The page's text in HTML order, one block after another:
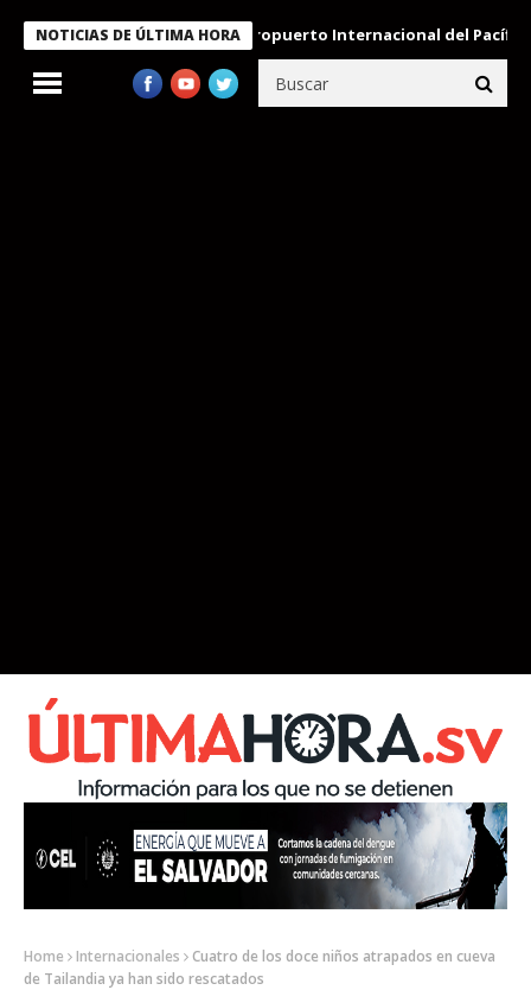
NOTICIAS DE ÚLTIMA HORAAeropuerto Internacional del Pacífico
Home Internacionales
Cuatro de los doce niños atrapados en cueva
de Tailandia ya han sido rescatados